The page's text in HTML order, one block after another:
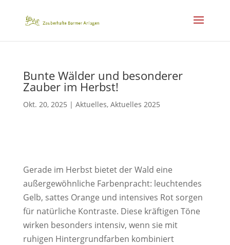
Bunte Wälder und besonderer
Zauber im Herbst!
Okt. 20, 2025 | Aktuelles, Aktuelles 2025
Gerade im Herbst bietet der Wald eine
außergewöhnliche Farbenpracht: leuchtendes
Gelb, sattes Orange und intensives Rot sorgen
für natürliche Kontraste. Diese kräftigen Töne
wirken besonders intensiv, wenn sie mit
ruhigen Hintergrundfarben kombiniert